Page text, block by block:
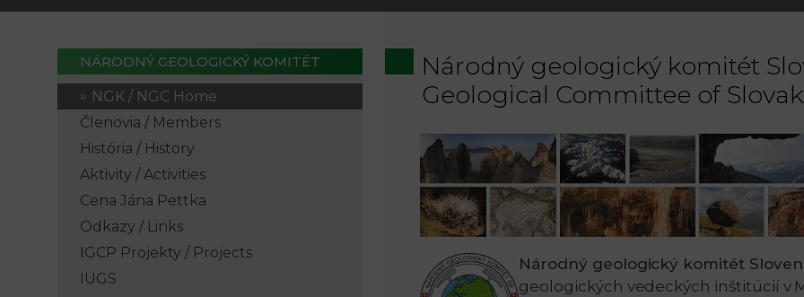
NÁRODNÝ GEOLOGICKÝ KOMITÉT
NGK / NGC Home
Členovia / Members
História / History
Aktivity / Activities
Cena Jána Pettka
Odkazy / Links
IGCP Projekty / Projects
IUGS
Národný geologický komitét
Geological Committee of
Národný geologický komitét
geologických vedeckých inštitúcií v